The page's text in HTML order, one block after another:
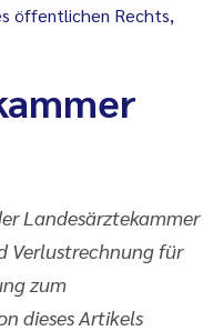
öffentlichen Rechts,
Landesärztekammer
Verlustrechnung für
zum
dieses Artikels